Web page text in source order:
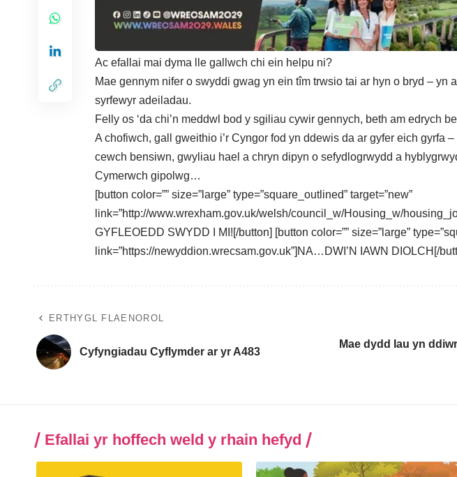
Ac efallai mai dyma lle gallwch chi ein helpu ni?
Mae gennym nifer o swyddi gwag yn ein tîm trwsio tai ar hyn o bryd – yn
syrfewyr adeiladau.
Felly os ‘da chi’n meddwl bod y sgiliau cywir gennych, beth am edrych
A chofiwch, gall gweithio i’r Cyngor fod yn ddewis da ar gyfer eich gyrfa
cewch bensiwn, gwyliau hael a chryn dipyn o sefydlogrwydd a
Cymerwch gipolwg…
[button color=”” size=”large” type=”square_outlined” target=”new”
link=”http://www.wrexham.gov.uk/welsh/council_w/Housing_w/
GYFLEOEDD SWYDD I MI![/button] [button color=”” size=”large”
link=”https://newyddion.wrecsam.gov.uk”]NA…DWI’N IAWN DIOLCH[/
ERTHYGL FLAENOROL
Cyfyngiadau Cyflymder ar yr A483
Mae dydd Iau yn
Efallai yr hoffech weld y rhain hefyd